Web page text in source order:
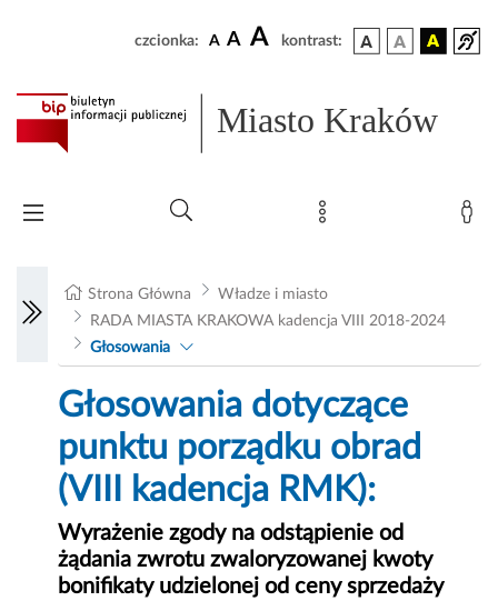
czcionka: A A A kontrast:
Miasto Kraków
Strona Główna
Władze i miasto
RADA MIASTA KRAKOWA kadencja VIII 2018-2024
Głosowania
Głosowania dotyczące
punktu porządku obrad
(VIII kadencja RMK):
Wyrażenie zgody na odstąpienie od
żądania zwrotu zwaloryzowanej kwoty
bonifikaty udzielonej od ceny sprzedaży